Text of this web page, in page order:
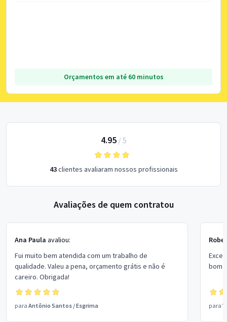
Orçamentos em até 60 minutos
4.95/ 5
43clientes avaliaram nossos profissionais
Avaliações de quem contratou
Ana Paula avaliou:
Fui muito bem atendida com um trabalho de
qualidade. Valeu a pena, orçamento grátis e não é
careiro. Obrigada!
para Antônio Santos /Esgrima
bom
para